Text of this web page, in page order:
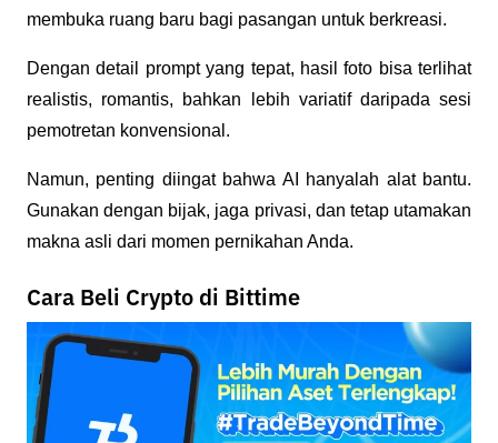
membuka ruang baru bagi pasangan untuk berkreasi.
Dengan detail prompt yang tepat, hasil foto bisa terlihat
realistis, romantis, bahkan lebih variatif daripada sesi
pemotretan konvensional.
Namun, penting diingat bahwa AI hanyalah alat bantu.
Gunakan dengan bijak, jaga privasi, dan tetap utamakan
makna asli dari momen pernikahan Anda.
Cara Beli Crypto di Bittime